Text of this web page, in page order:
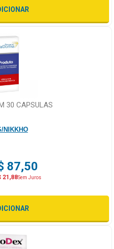
30 CAPSULAS
NIKKHO
87,50
21,88Sem Juros